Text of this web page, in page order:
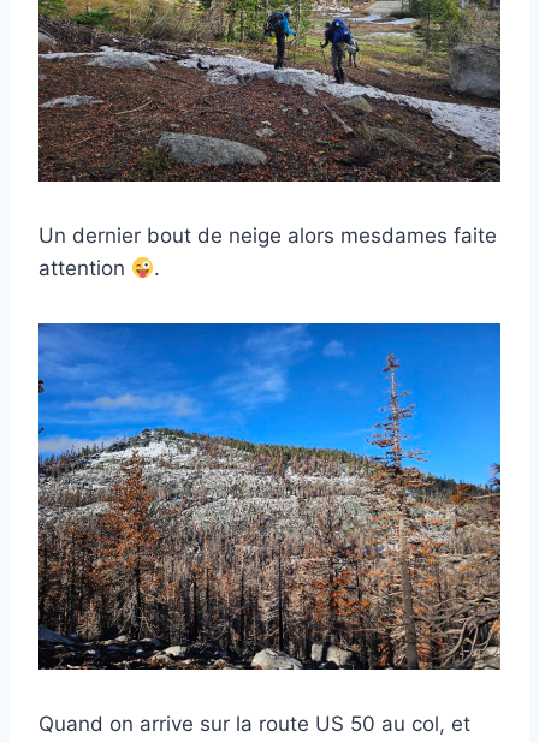
Un dernier bout de neige alors mesdames faite
attention
.
Quand on arrive sur la route US 50 au col, et